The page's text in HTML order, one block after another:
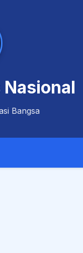
Bangsa